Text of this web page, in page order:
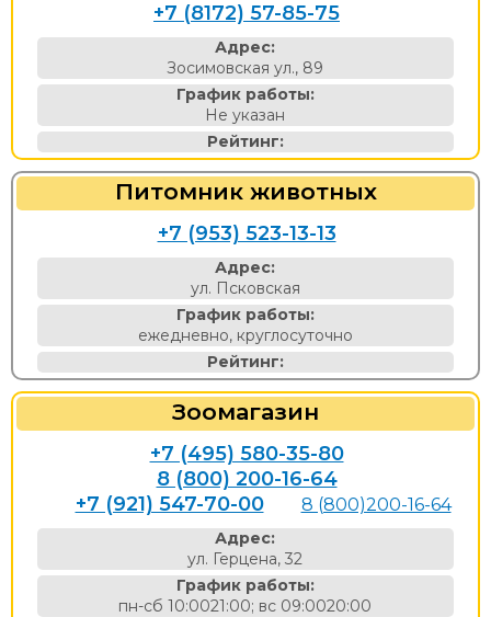
+7 (8172) 57-85-75
Адрес:
Зосимовская ул., 89
График работы:
Не указан
Рейтинг:
Питомник животных
+7 (953) 523-13-13
Адрес:
ул. Псковская
График работы:
ежедневно, круглосуточно
Рейтинг:
Зоомагазин
+7 (495) 580-35-80
8 (800) 200-16-64
+7 (921) 547-70-00
8 (800)200-16-64
Адрес:
ул. Герцена, 32
График работы:
пн-сб 10:0021:00; вс 09:0020:00